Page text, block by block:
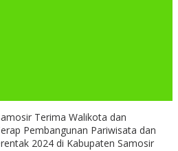
Terima Walikota dan
Pembangunan Pariwisata dan
2024 di Kabupaten Samosir